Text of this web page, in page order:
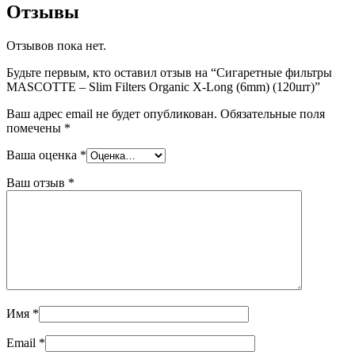
Отзывы
Отзывов пока нет.
Будьте первым, кто оставил отзыв на “Сигаретные фильтры
MASCOTTE – Slim Filters Organic X-Long (6mm) (120шт)”
Ваш адрес email не будет опубликован. Обязательные поля
помечены *
Ваша оценка *
Ваш отзыв *
Имя *
Email *